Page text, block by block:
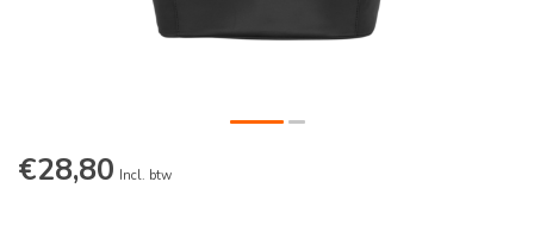
€28,80 Incl. btw